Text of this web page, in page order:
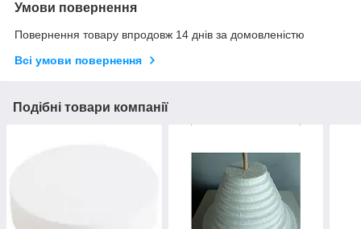
Умови повернення
Повернення товару впродовж 14 днів за домовленістю
Всі умови повернення
Подібні товари компанії